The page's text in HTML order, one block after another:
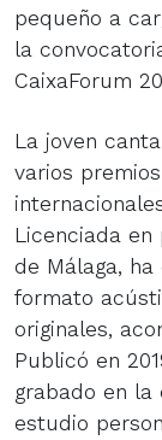
pequeño a
la
CaixaForum
La joven
varios
Licenciada en
de Málaga,
formato
originales,
Publicó en
grabado en la
estudio